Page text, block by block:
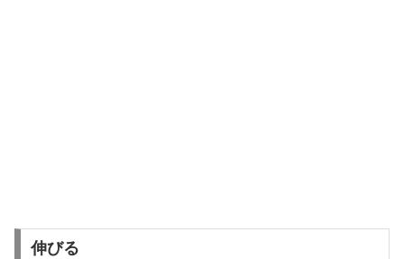
伸びる